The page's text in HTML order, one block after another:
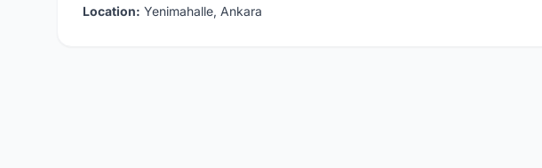
Location: Yenimahalle, Ankara